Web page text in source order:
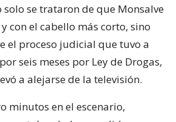
solo se trataron de que Monsalve
con el cabello más corto, sino
el proceso judicial que tuvo a
seis meses por Ley de Drogas,
a alejarse de la televisión.
minutos en el escenario,